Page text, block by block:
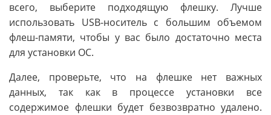
всего, выберите подходящую флешку. Лучше
использовать USB-носитель с большим объемом
флеш-памяти, чтобы у вас было достаточно места
для установки ОС.
Далее, проверьте, что на флешке нет важных
данных, так как в процессе установки все
содержимое флешки будет безвозвратно удалено.